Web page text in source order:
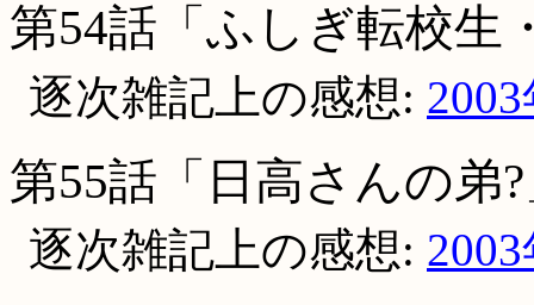
第54話「ふしぎ転校生
逐次雑記上の感想:
第55話「日高さんの弟
逐次雑記上の感想: